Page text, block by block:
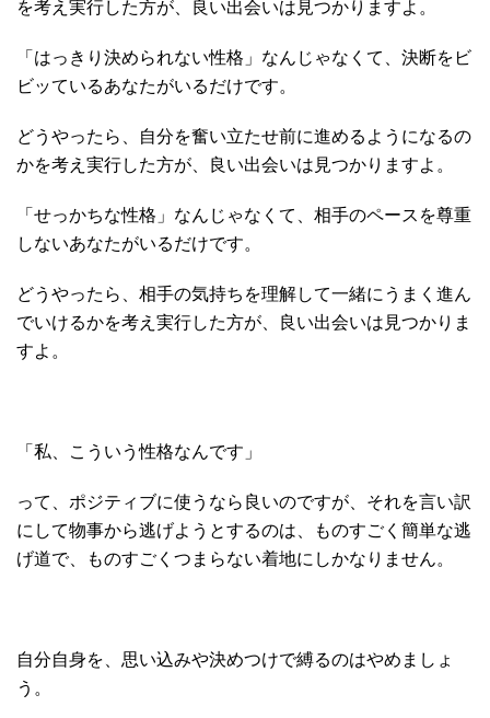
を考え実行した方が、良い出会いは見つかりますよ。
「はっきり決められない性格」なんじゃなくて、決断をビ
ビッているあなたがいるだけです。
どうやったら、自分を奮い立たせ前に進めるようになるの
かを考え実行した方が、良い出会いは見つかりますよ。
「せっかちな性格」なんじゃなくて、相手のペースを尊重
しないあなたがいるだけです。
どうやったら、相手の気持ちを理解して一緒にうまく進ん
でいけるかを考え実行した方が、良い出会いは見つかりま
すよ。
「私、こういう性格なんです」
って、ポジティブに使うなら良いのですが、それを言い訳
にして物事から逃げようとするのは、ものすごく簡単な逃
げ道で、ものすごくつまらない着地にしかなりません。
自分自身を、思い込みや決めつけで縛るのはやめましょ
う。